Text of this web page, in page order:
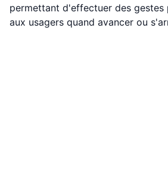
permettant d'effectuer des gestes
aux usagers quand avancer ou